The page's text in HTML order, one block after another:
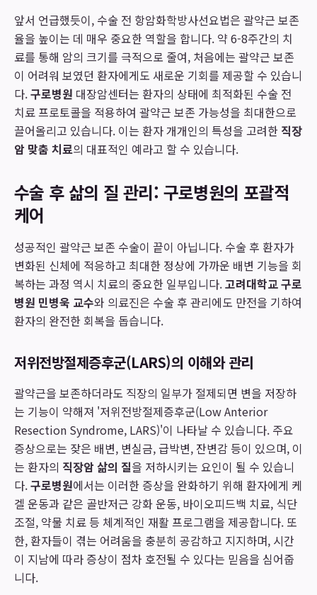
앞서 언급했듯이, 수술 전 항암화학방사선요법은 괄약근 보존
율을 높이는 데 매우 중요한 역할을 합니다. 약 6-8주간의 치
료를 통해 암의 크기를 극적으로 줄여, 처음에는 괄약근 보존
이 어려워 보였던 환자에게도 새로운 기회를 제공할 수 있습니
다.구로병원 대장암센터는 환자의 상태에 최적화된 수술 전
치료 프로토콜을 적용하여 괄약근 보존 가능성을 최대한으로
끌어올리고 있습니다. 이는 환자 개개인의 특성을 고려한 직장
암 맞춤 치료의 대표적인 예라고 할 수 있습니다.
수술 후 삶의 질 관리: 구로병원의 포괄적
케어
성공적인 괄약근 보존 수술이 끝이 아닙니다. 수술 후 환자가
변화된 신체에 적응하고 최대한 정상에 가까운 배변 기능을 회
복하는 과정 역시 치료의 중요한 일부입니다.고려대학교 구로
병원 민병욱 교수와 의료진은 수술 후 관리에도 만전을 기하여
환자의 완전한 회복을 돕습니다.
저위전방절제증후군(LARS)의 이해와 관리
괄약근을 보존하더라도 직장의 일부가 절제되면 변을 저장하
는 기능이 약해져 '저위전방절제증후군(Low Anterior
Resection Syndrome, LARS)'이 나타날 수 있습니다. 주요
증상으로는 잦은 배변, 변실금, 급박변, 잔변감 등이 있으며, 이
는 환자의 직장암 삶의 질을 저하시키는 요인이 될 수 있습니
다.구로병원에서는 이러한 증상을 완화하기 위해 환자에게 케
겔 운동과 같은 골반저근 강화 운동, 바이오피드백 치료, 식단
조절, 약물 치료 등 체계적인 재활 프로그램을 제공합니다. 또
한, 환자들이 겪는 어려움을 충분히 공감하고 지지하며, 시간
이 지남에 따라 증상이 점차 호전될 수 있다는 믿음을 심어줍
니다.